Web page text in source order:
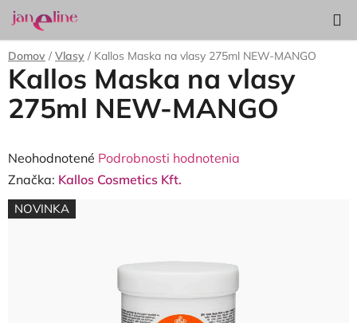
Prejsť
na
obsah
KOŠÍK
Domov / Vlasy / Kallos Maska na vlasy 275ml NEW-MANGO
Kallos Maska na vlasy
275ml NEW-MANGO
Priemerné
hodnotenie
produktu
je
Neohodnotené Podrobnosti hodnotenia
Značka: Kallos Cosmetics Kft.
NOVINKA